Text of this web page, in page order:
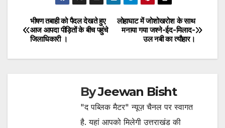
Post
navigation
लोहाघाट में जोशोखरोश के साथ
मनाया गया जश्ने-ईद-मिलाद-
उल नबी का त्यौहार।
भीषण तबाही को पैदल देखते हुए
आज आपदा पीड़ितों के बीच पहुंचे
जिलाधिकारी ।
ByJeewan Bisht
"द पब्लिक मैटर" न्यूज़ चैनल पर स्वागत
है. यहां आपको मिलेगी उत्तराखंड की